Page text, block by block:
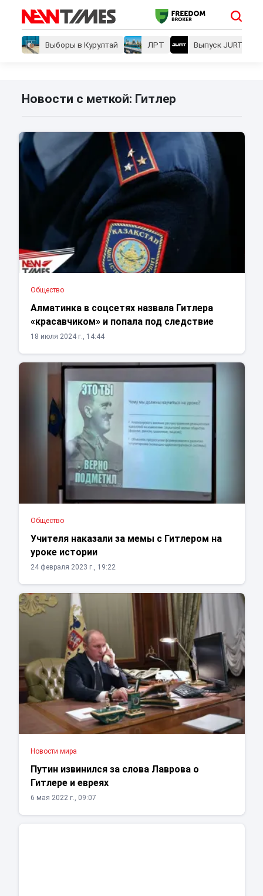
Выборы в Курултай ЛРТ Выпуск JURT
Новости с меткой: Гитлер
Общество
Алматинка в соцсетях назвала Гитлера
«красавчиком» и попала под следствие
18 июля 2024 г., 14:44
Общество
Учителя наказали за мемы с Гитлером на
уроке истории
24 февраля 2023 г., 19:22
Новости мира
Путин извинился за слова Лаврова о
Гитлере и евреях
6 мая 2022 г., 09:07